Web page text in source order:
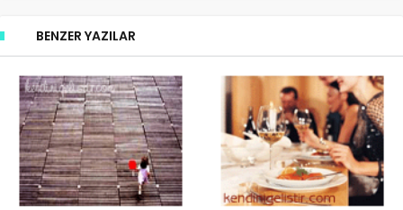
BENZER YAZILAR